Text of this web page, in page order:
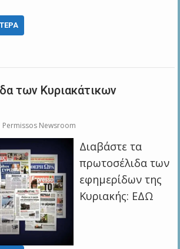
των Κυριακάτικων
Permissos Newsroom
Διαβάστε τα
πρωτοσέλιδα των
εφημερίδων της
Κυριακής: ΕΔΩ